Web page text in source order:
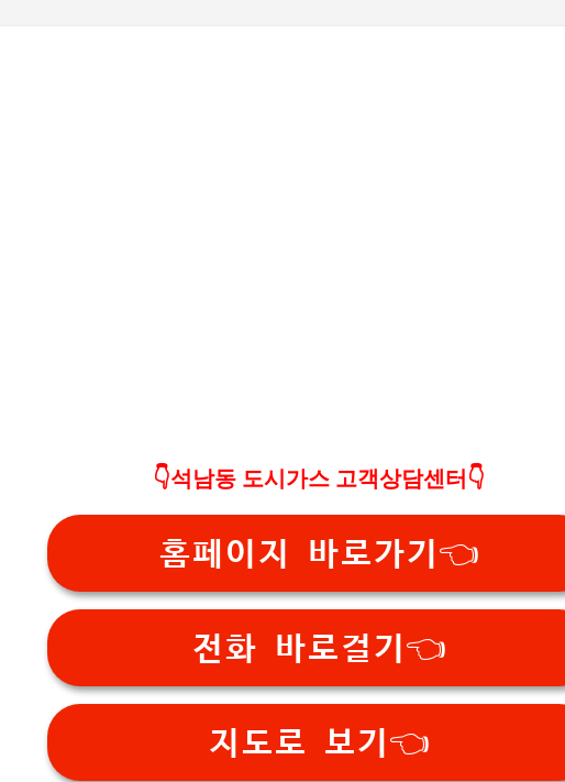
👇석남동 도시가스 고객상담센터👇
홈페이지 바로가기👈
전화 바로걸기👈
지도로 보기👈